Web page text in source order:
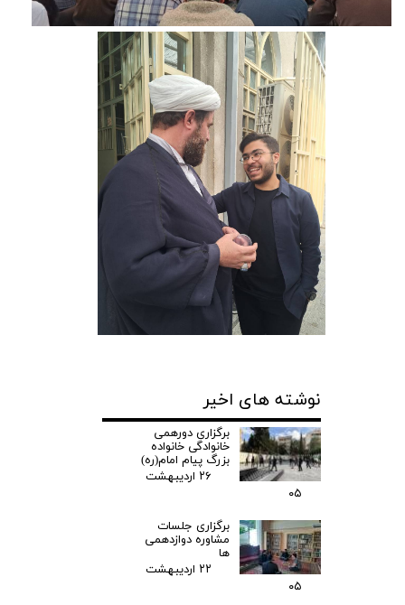
نوشته های اخیر
برگزاری دورهمی
خانوادگی خانواده
بزرگ پیام امام(ره)
۲۶ اردیبهشت
۰۵
برگزاری جلسات
مشاوره دوازدهمی
ها
۲۲ اردیبهشت
۰۵